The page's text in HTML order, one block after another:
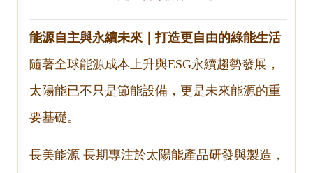
能源自主與永續未來｜打造更自由的綠能生活
隨著全球能源成本上升與ESG永續趨勢發展，
太陽能已不只是節能設備，更是未來能源的重
要基礎。
長美能源長期專注於太陽能產品研發與製造，